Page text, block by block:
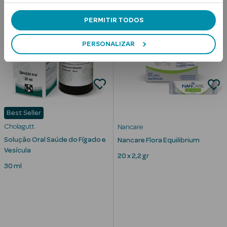
PERMITIR TODOS
PERSONALIZAR
Mãos
Coffrets
Ver Tudo
Protetores
Solares
10
SOBRE PVPR
Best Seller
Cholagutt
Solução Oral Saúde do Fígado e
Vesícula
30 ml
Nancare
Nancare Flora Equilibrium
20 x 2,2 gr